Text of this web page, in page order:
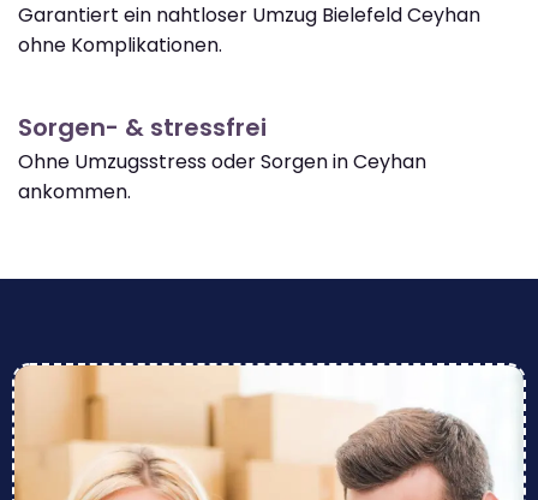
Garantiert ein nahtloser Umzug Bielefeld Ceyhan
ohne Komplikationen.
Sorgen- & stressfrei
Ohne Umzugsstress oder Sorgen in Ceyhan
ankommen.